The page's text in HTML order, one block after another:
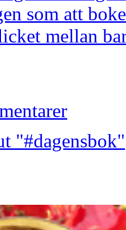
som att
mellan
"#dagensbok"